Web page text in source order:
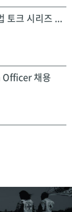
토크 시리즈 ...
채용